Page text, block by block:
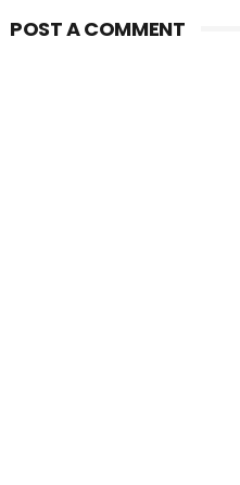
POST A COMMENT